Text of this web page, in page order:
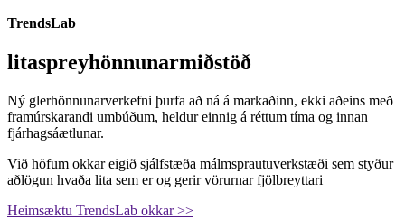
TrendsLab
litaspreyhönnunarmiðstöð
Ný glerhönnunarverkefni þurfa að ná á markaðinn, ekki aðeins með
framúrskarandi umbúðum, heldur einnig á réttum tíma og innan
fjárhagsáætlunar.
Við höfum okkar eigið sjálfstæða málmsprautuverkstæði sem styður
aðlögun hvaða lita sem er og gerir vörurnar fjölbreyttari
Heimsæktu TrendsLab okkar >>